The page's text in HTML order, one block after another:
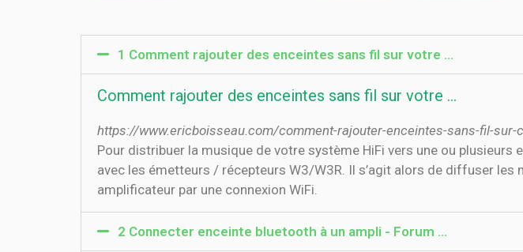
1 Comment rajouter des enceintes sans fil sur votre …
Comment rajouter des enceintes sans fil sur votre …
https://www.ericboisseau.com/comment-rajouter-enceintes-sans-fil-
Pour distribuer la musique de votre système HiFi vers une ou
avec les émetteurs / récepteurs W3/W3R. Il s’agit alors de diffuser
amplificateur par une connexion WiFi.
2 Connecter enceinte bluetooth à un ampli - Forum …